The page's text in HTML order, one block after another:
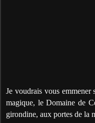
Je voudrais vous
magique, le Domaine de
girondine, aux portes de la